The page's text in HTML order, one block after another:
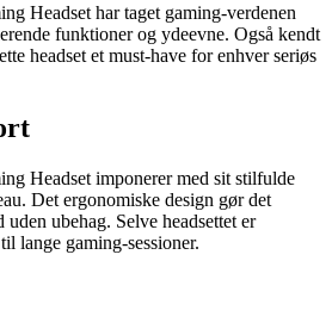
Headset har taget gaming-verdenen
funktioner og ydeevne. Også kendt
headset et must-have for enhver seriøs
Headset imponerer med sit stilfulde
Det ergonomiske design gør det
ubehag. Selve headsettet er
lange gaming-sessioner.